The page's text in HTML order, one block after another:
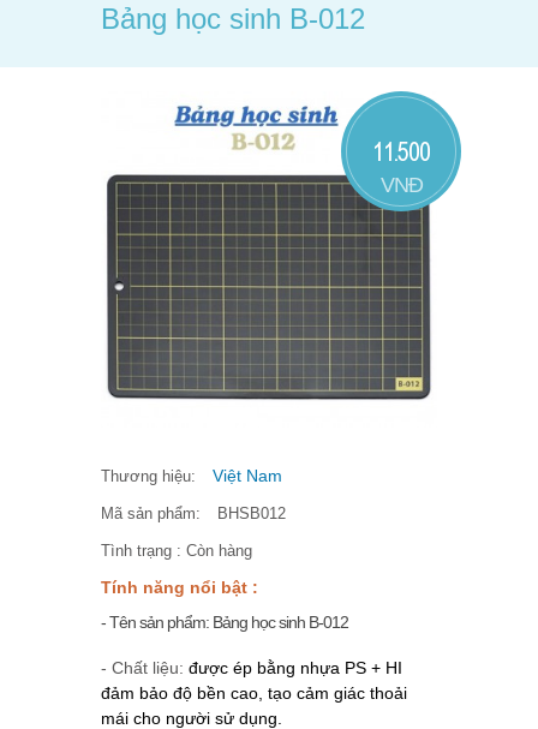
Bảng học sinh B-012
11.500
VNĐ
Thương hiệu: Việt Nam
Mã sản phẩm: BHSB012
Tình trạng : Còn hàng
Tính năng nổi bật :
- Tên sản phẩm: Bảng học sinh B-012
- Chất liệu: được ép bằng nhựa PS + HI
đảm bảo độ bền cao, tạo cảm giác thoải
mái cho người sử dụng.